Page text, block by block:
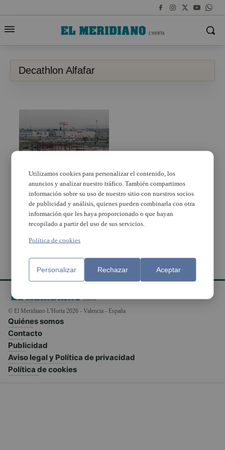
Decathlon Alfafar
Avanzan a buen ritmo
las obras de los nuevos
establecimientos que
abrirán en Alfafar Parc
© El Meridiano L'Horta 2026 - Valencia - España
Quiénes somos
Contacto
Publicidad
Aviso legal y Política de privacidad
Política de cookies
Utilizamos cookies para personalizar el contenido, los
anuncios y analizar nuestro tráfico. También compartimos
información sobre su uso de nuestro sitio con nuestros socios
de publicidad y análisis, quienes pueden combinarla con otra
información que les haya proporcionado o que hayan
recopilado a partir del uso de sus servicios.
Política de cookies
Personalizar Rechazar Aceptar